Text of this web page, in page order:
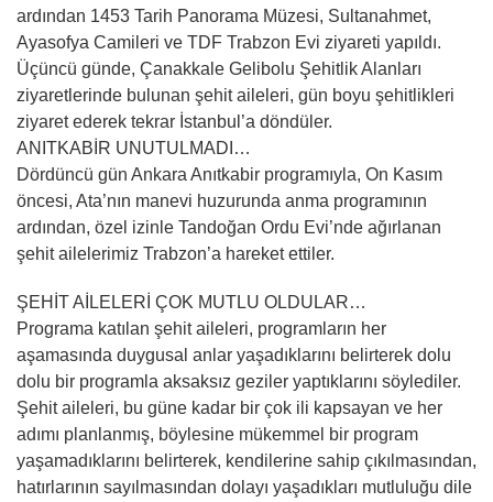
ardından 1453 Tarih Panorama Müzesi, Sultanahmet,
Ayasofya Camileri ve TDF Trabzon Evi ziyareti yapıldı.
Üçüncü günde, Çanakkale Gelibolu Şehitlik Alanları
ziyaretlerinde bulunan şehit aileleri, gün boyu şehitlikleri
ziyaret ederek tekrar İstanbul’a döndüler.
ANITKABİR UNUTULMADI…
Dördüncü gün Ankara Anıtkabir programıyla, On Kasım
öncesi, Ata’nın manevi huzurunda anma programının
ardından, özel izinle Tandoğan Ordu Evi’nde ağırlanan
şehit ailelerimiz Trabzon’a hareket ettiler.
ŞEHİT AİLELERİ ÇOK MUTLU OLDULAR…
Programa katılan şehit aileleri, programların her
aşamasında duygusal anlar yaşadıklarını belirterek dolu
dolu bir programla aksaksız geziler yaptıklarını söylediler.
Şehit aileleri, bu güne kadar bir çok ili kapsayan ve her
adımı planlanmış, böylesine mükemmel bir program
yaşamadıklarını belirterek, kendilerine sahip çıkılmasından,
hatırlarının sayılmasından dolayı yaşadıkları mutluluğu dile